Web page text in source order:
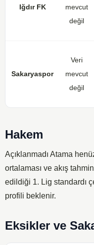
Iğdır FK
mevcut
değil
Sakaryaspor
Veri
mevcut
değil
Hakem
Açıklanmadı Atama
ortalaması ve akış
edildiği 1. Lig standardı
profili beklenir.
Eksikler ve